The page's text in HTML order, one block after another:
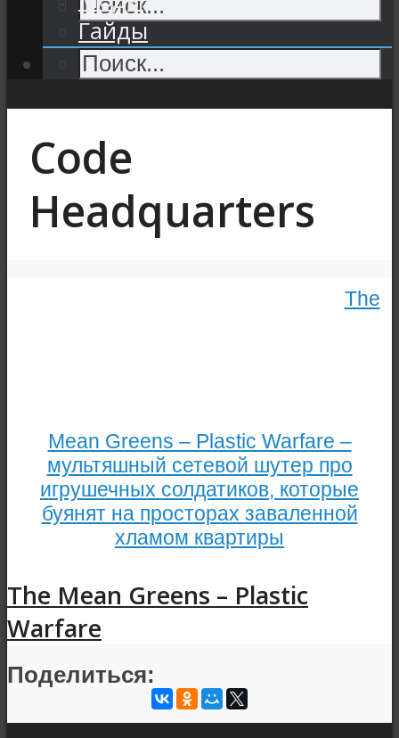
Гайды
Code
Headquarters
The
Mean Greens – Plastic Warfare –
мультяшный сетевой шутер про
игрушечных солдатиков, которые
буянят на просторах заваленной
хламом квартиры
The Mean Greens – Plastic
Warfare
Поделиться: